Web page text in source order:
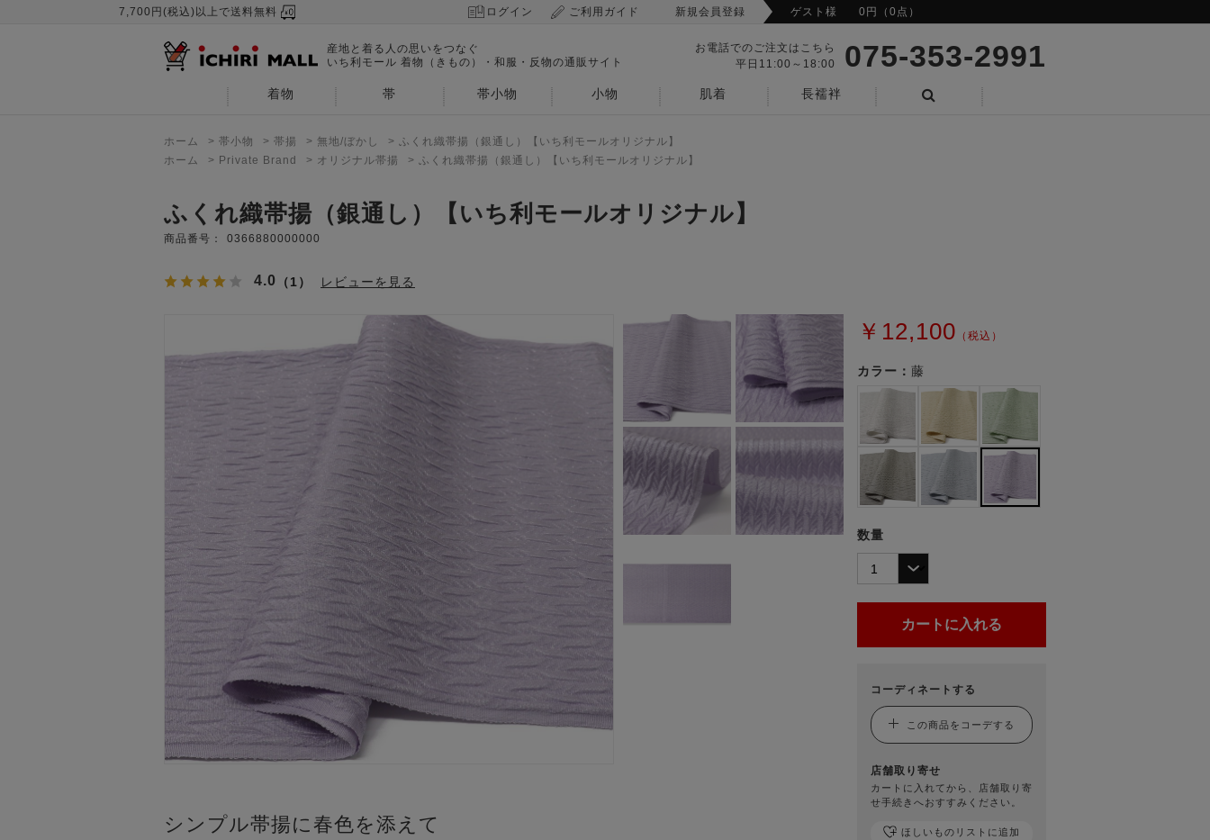
7,700円(税込)以上で送料無料 ログイン ご利用ガイド 新規会員登録 ゲスト様 0円（0点）
産地と着る人の思いをつなぐ
いち利モール 着物（きもの）・和服・反物の通販サイト
お電話でのご注文はこちら
平日11:00～18:00
075-353-2991
着物 帯 帯小物 小物 肌着
長襦袢
ホーム > 帯小物 > 帯揚 > 無地/ぼかし > ふくれ織帯揚（銀通し）【いち利モールオリジナル】
ホーム
> Private Brand > オリジナル帯揚 > ふくれ織帯揚（銀通し）【いち利モールオリジナル】
ふくれ織帯揚（銀通し）【いち利モールオリジナル】
商品番号： 0366880000000
4.0 （1） レビューを見る
シンプル帯揚に春色を添えて
￥12,100 （税込）
カラー： 藤
数量
コーディネートする
この商品をコーデする
店舗取り寄せ
カートに入れてから、店舗取り寄
せ手続きへおすすみください。
ほしいものリストに追加